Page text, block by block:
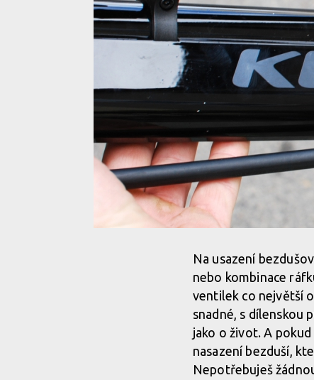
Na usazení
nebo kombinace
ventilek co největší
snadné, s dílenskou
jako o život. A
nasazení bezduší,
Nepotřebuješ